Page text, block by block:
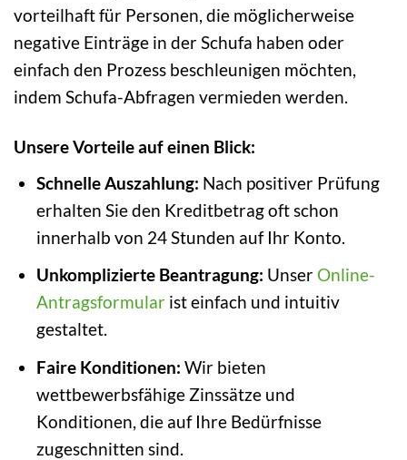
vorteilhaft für Personen, die möglicherweise
negative Einträge in der Schufa haben oder
einfach den Prozess beschleunigen möchten,
indem Schufa-Abfragen vermieden werden.
Unsere Vorteile auf einen Blick:
Schnelle Auszahlung: Nach positiver Prüfung
erhalten Sie den Kreditbetrag oft schon
innerhalb von 24 Stunden auf Ihr Konto.
Unkomplizierte Beantragung: Unser Online-
Antragsformularist einfach und intuitiv
gestaltet.
Faire Konditionen: Wir bieten
wettbewerbsfähige Zinssätze und
Konditionen, die auf Ihre Bedürfnisse
zugeschnitten sind.